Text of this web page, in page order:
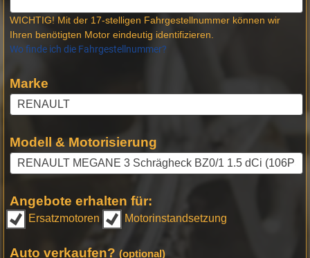
WICHTIG! Mit der 17-stelligen Fahrgestellnummer können wir
Ihren benötigten Motor eindeutig identifizieren.
Wo finde ich die Fahrgestellnummer?
Marke
Modell & Motorisierung
Angebote erhalten für:
Ersatzmotoren Motorinstandsetzung
Auto verkaufen? (optional)